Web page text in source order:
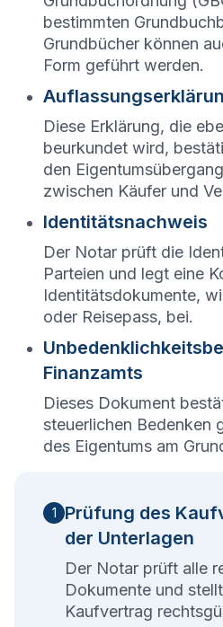
bestimmten
Grundbücher können
Form geführt werden.
Diese Erklärung, die
beurkundet wird,
den
zwischen Käufer und
Identitätsnachweis
Der Notar prüft die
Parteien und legt eine
Identitätsdokumente,
oder Reisepass, bei.
Finanzamts
Dieses Dokument
steuerlichen Bedenken
des Eigentums am
1
Prüfung des
der Unterlagen
Der Notar prüft alle
Dokumente und
Kaufvertrag